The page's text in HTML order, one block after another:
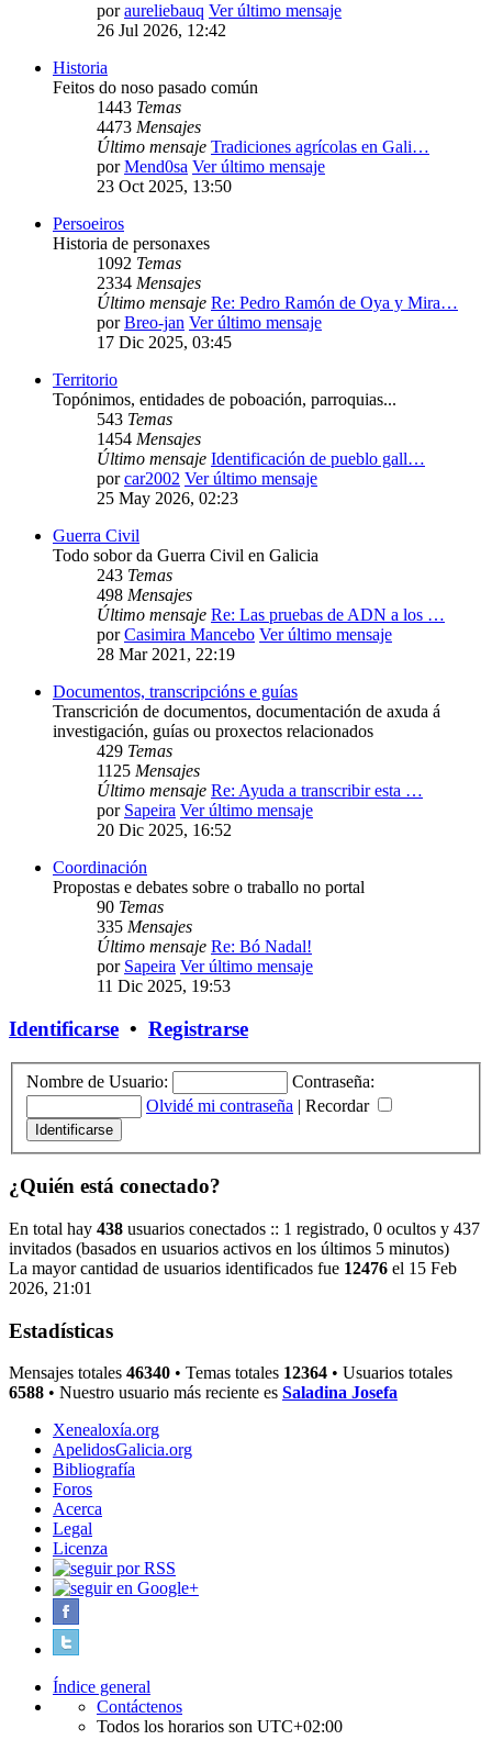
poraureliebauq Ver último mensaje
26 Jul 2026, 12:42
Historia
Feitos do noso pasado común
1443 Temas
4473 Mensajes
Último mensaje Tradiciones agrícolas en Gali…
porMend0sa Ver último mensaje
23 Oct 2025, 13:50
Persoeiros
Historia de personaxes
1092 Temas
2334 Mensajes
Último mensaje Re: Pedro Ramón de Oya y Mira…
porBreo-jan Ver último mensaje
17 Dic 2025, 03:45
Territorio
Topónimos, entidades de poboación, parroquias...
543 Temas
1454 Mensajes
Último mensaje Identificación de pueblo gall…
porcar2002 Ver último mensaje
25 May 2026, 02:23
Guerra Civil
Todo sobor da Guerra Civil en Galicia
243 Temas
498 Mensajes
Último mensaje Re: Las pruebas de ADN a los …
porCasimira Mancebo Ver último mensaje
28 Mar 2021, 22:19
Documentos, transcripcións e guías
Transcrición de documentos, documentación de axuda á
investigación, guías ou proxectos relacionados
429 Temas
1125 Mensajes
Último mensaje Re: Ayuda a transcribir esta …
por Sapeira Ver último mensaje
20 Dic 2025, 16:52
Coordinación
Propostas e debates sobre o traballo no portal
90 Temas
335 Mensajes
Último mensaje Re: Bó Nadal!
por Sapeira Ver último mensaje
11 Dic 2025, 19:53
Identificarse • Registrarse
Nombre de Usuario:
Contraseña:
Olvidé mi contraseña | Recordar
¿Quién está conectado?
En total hay 438 usuarios conectados :: 1 registrado, 0 ocultos y 437
invitados (basados en usuarios activos en los últimos 5 minutos)
La mayor cantidad de usuarios identificados fue 12476 el 15 Feb
2026, 21:01
Estadísticas
Mensajes totales 46340 • Temas totales 12364 • Usuarios totales
6588 • Nuestro usuario más reciente es Saladina Josefa
Xenealoxía.org
ApelidosGalicia.org
Bibliografía
Foros
Acerca
Legal
Licenza
Índice general
Contáctenos
Todos los horarios son UTC+02:00